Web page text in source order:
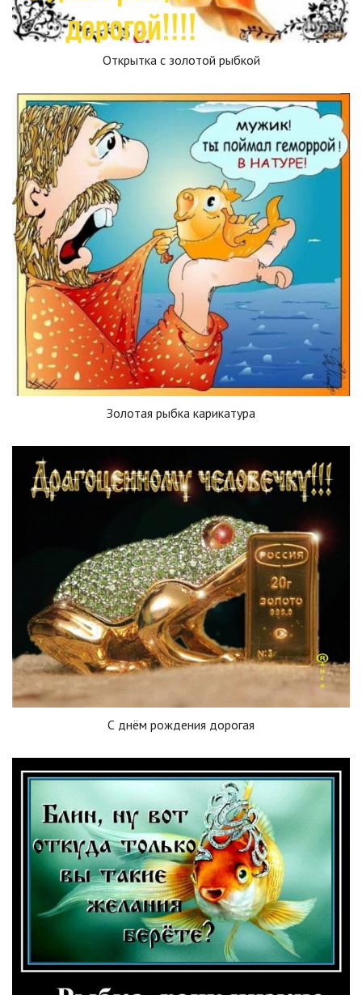
Открытка с золотой рыбкой
Золотая рыбка карикатура
С днём рождения дорогая